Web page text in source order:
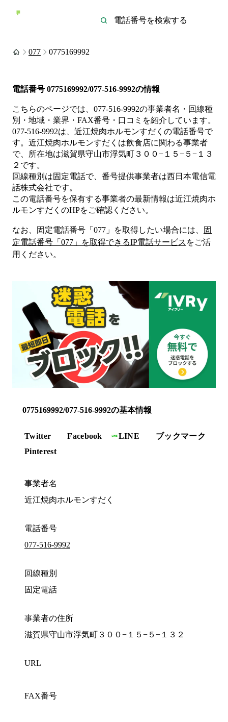
077 0775169992
電話番号 0775169992/077-516-9992の情報
こちらのページでは、 077-516-9992の事業者名・回線種
別・地域・業界・FAX番号・口コミを紹介しています。
077-516-9992は、 近江焼肉ホルモンすだく の電話番号で
す。 近江焼肉ホルモンすだくは飲食店に関わる事業者
で、所在地は滋賀県守山市浮気町３００−１５−５−１３
２ です。
回線種別は固定電話で、番号提供事業者は西日本電信電
話株式会社です。
この電話番号を保有する事業者の最新情報は近江焼肉ホ
ルモンすだく のHPをご確認ください。
なお、固定電話番号「 077 」を取得したい場合には、
固
定電話番号「 077 」を取得できるIP電話サービス をご活
用ください。
0775169992/077-516-9992の基本情報
Twitter Facebook LINE
ブックマーク
Pinterest
事業者名
近江焼肉ホルモンすだく
電話番号
077-516-9992
回線種別
固定電話
事業者の住所
滋賀県守山市浮気町３００−１５−５−１３２
URL
FAX番号